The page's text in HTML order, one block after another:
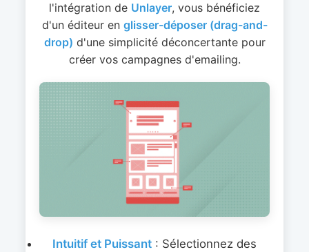
l'intégration de Unlayer, vous bénéficiez
d'un éditeur en glisser-déposer (drag-and-
drop) d'une simplicité déconcertante pour
créer vos campagnes d'emailing.
Intuitif et Puissant : Sélectionnez des